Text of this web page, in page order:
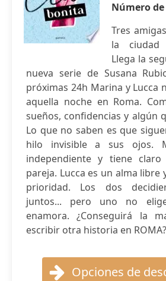
Número
Tres
la ciudad
Llega la
nueva serie de Susana
próximas 24h Marina y Lucca
aquella noche en Roma.
sueños, confidencias y algún
Lo que no saben es que
hilo invisible a sus ojos.
independiente y tiene
pareja. Lucca es un alma libre
prioridad. Los dos
juntos... pero uno no
enamora. ¿Conseguirá la
escribir otra historia en ROMA?
Opciones de